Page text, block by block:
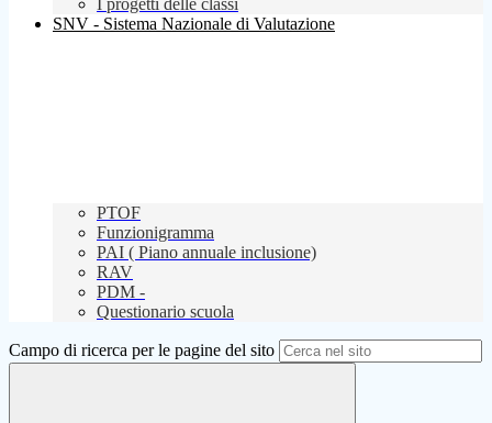
I progetti delle classi
SNV - Sistema Nazionale di Valutazione
PTOF
Funzionigramma
PAI ( Piano annuale inclusione)
RAV
PDM -
Questionario scuola
Campo di ricerca per le pagine del sito